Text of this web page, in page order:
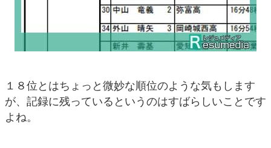
１８位とはちょっと微妙な順位のような気もします
が、記録に残っているというのはすばらしいことです
よね。